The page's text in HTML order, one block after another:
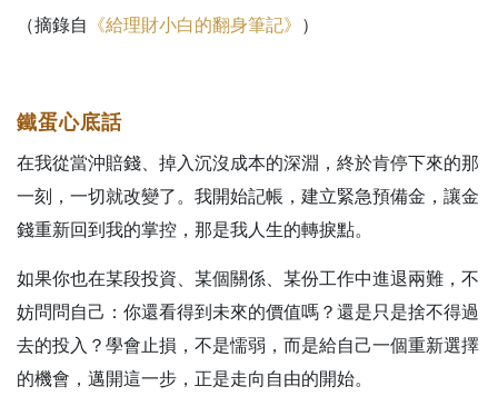
（摘錄自 《給理財小白的翻身筆記》 ）
鐵蛋心底話
在我從當沖賠錢、掉入沉沒成本的深淵，終於肯停下來的那
一刻，一切就改變了。我開始記帳，建立緊急預備金，讓金
錢重新回到我的掌控，那是我人生的轉捩點。
如果你也在某段投資、某個關係、某份工作中進退兩難，不
妨問問自己：你還看得到未來的價值嗎？還是只是捨不得過
去的投入？學會止損，不是懦弱，而是給自己一個重新選擇
的機會，邁開這一步，正是走向自由的開始。